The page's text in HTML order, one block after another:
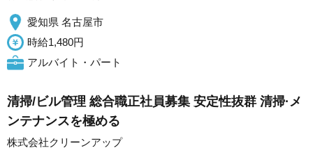
愛知県 名古屋市
時給1,480円
アルバイト・パート
清掃/ビル管理 総合職正社員募集 安定性抜群 清掃·メ
ンテナンスを極める
株式会社クリーンアップ